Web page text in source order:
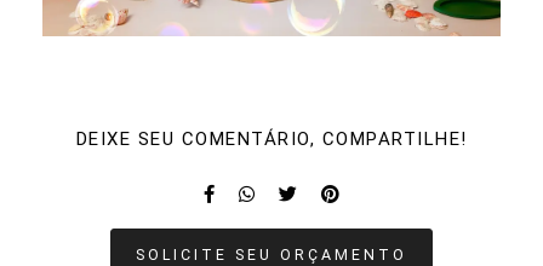
DEIXE SEU COMENTÁRIO, COMPARTILHE!
SOLICITE SEU ORÇAMENTO